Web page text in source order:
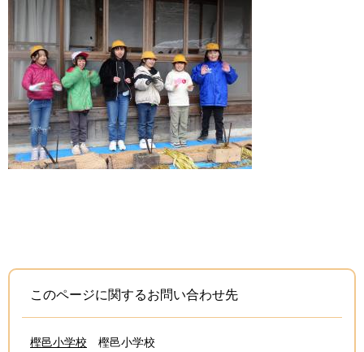
このページに関するお問い合わせ先
樫邑小学校
樫邑小学校